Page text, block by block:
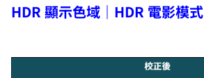
HDR 顯示色域｜HDR 電影模式